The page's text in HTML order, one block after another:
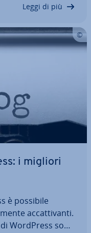
Leggi di più
i migliori
è possibile
ac­cat­ti­van­ti.
WordPress sono